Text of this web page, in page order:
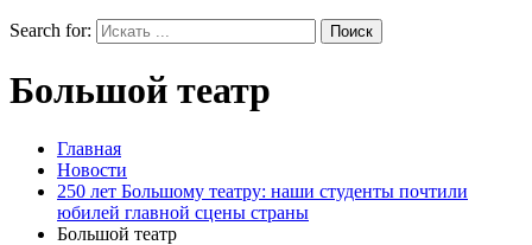
Search for:
Большой театр
Главная
Новости
250 лет Большому театру: наши студенты почтили
юбилей главной сцены страны
Большой театр